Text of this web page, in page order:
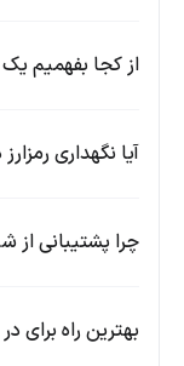
از کجا بفهمیم
آیا نگهداری
چرا پشتیبانی
بهترین راه